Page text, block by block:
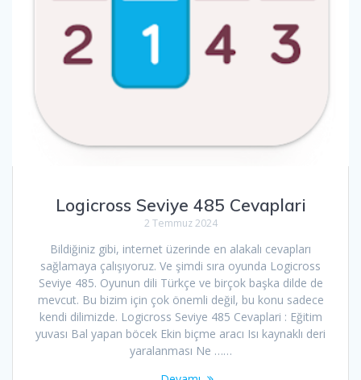
Logicross Seviye 485 Cevaplari
2 Temmuz 2024
Bildiğiniz gibi, internet üzerinde en alakalı cevapları
sağlamaya çalışıyoruz. Ve şimdi sıra oyunda Logicross
Seviye 485. Oyunun dili Türkçe ve birçok başka dilde de
mevcut. Bu bizim için çok önemli değil, bu konu sadece
kendi dilimizde. Logicross Seviye 485 Cevaplari : Eğitim
yuvası Bal yapan böcek Ekin biçme aracı Isı kaynaklı deri
yaralanması Ne ……